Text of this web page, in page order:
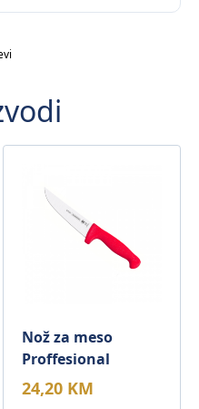
Nož za meso
Proffesional
24,20 KM